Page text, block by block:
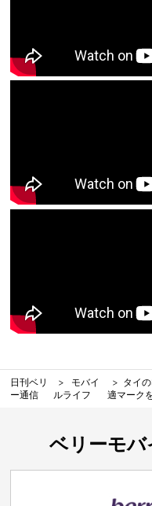
日刊ベリ
ー通信
モバイ
ルライフ
タイ
適マーク
ベリーモバ